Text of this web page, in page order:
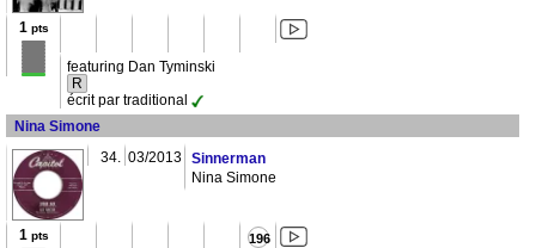
1 pts
featuring Dan Tyminski
R
écrit par traditional
Nina Simone
34. 03/2013 Sinnerman
Nina Simone
1 pts
196